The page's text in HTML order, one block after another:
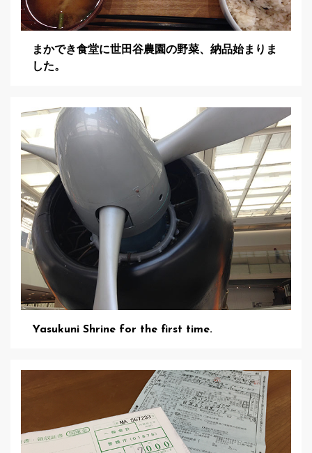
まかでき食堂に世田谷農園の野菜、納品始まりま
した。
Yasukuni Shrine for the first time.